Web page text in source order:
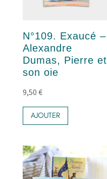
N°109. Exaucé –
Alexandre
Dumas, Pierre et
son oie
9,50 €
AJOUTER